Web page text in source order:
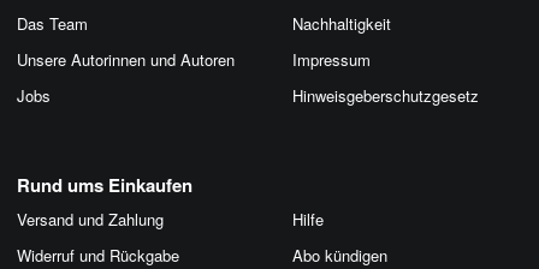
Das Team
Unsere Autorinnen und Autoren
Jobs
Nachhaltigkeit
Impressum
Hinweis­geber­schutz­gesetz
Rund ums Einkaufen
Versand und Zahlung
Widerruf und Rückgabe
Hilfe
Abo kündigen